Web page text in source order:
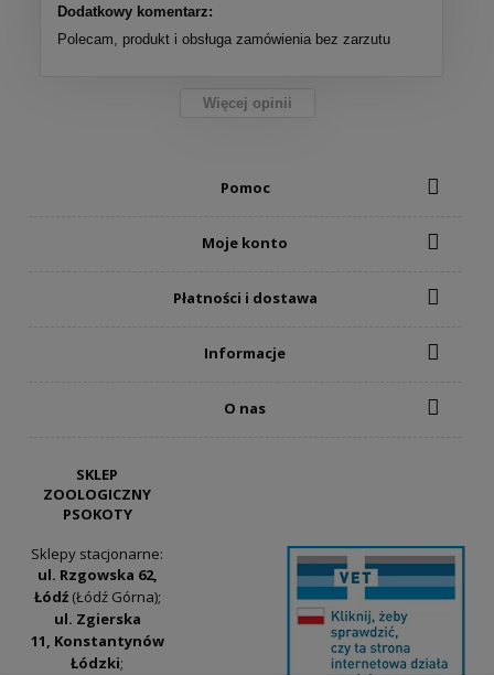
Dodatkowy komentarz:
Polecam, produkt i obsługa zamówienia bez zarzutu
Więcej opinii
Pomoc
Moje konto
Płatności i dostawa
Informacje
O nas
SKLEP
ZOOLOGICZNY
PSOKOTY
Sklepy stacjonarne:
ul. Rzgowska 62,
Łódź(Łódź Górna);
ul. Zgierska
11, Konstantynów
Łódzki;